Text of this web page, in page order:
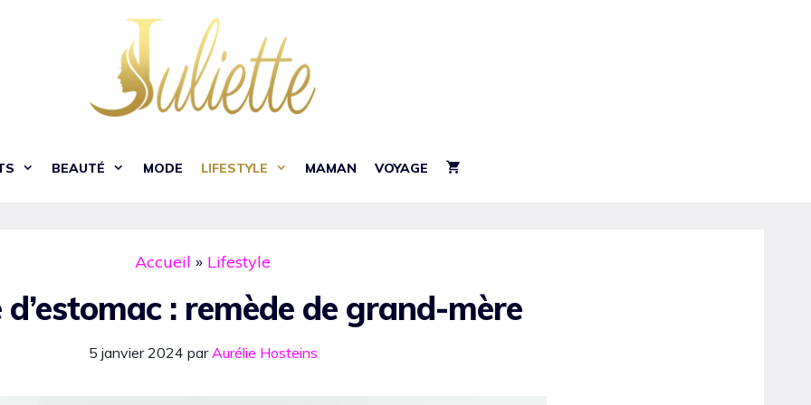
BEAUTÉ MODE LIFESTYLE MAMAN VOYAGE
Accueil » Lifestyle
: remède de grand-mère
5 janvier 2024 parAurélie Hosteins